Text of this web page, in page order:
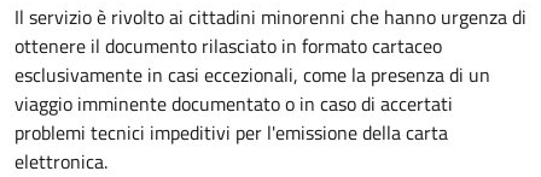
Il servizio è rivolto ai cittadini minorenni che hanno urgenza di
ottenere il documento rilasciato in formato cartaceo
esclusivamente in casi eccezionali, come la presenza di un
viaggio imminente documentato o in caso di accertati
problemi tecnici impeditivi per l'emissione della carta
elettronica.